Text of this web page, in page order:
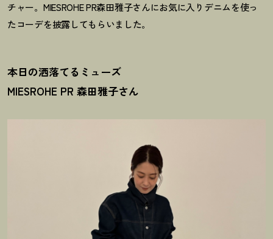
チャー。MIESROHE PR森田雅子さんにお気に入りデニムを使っ
たコーデを披露してもらいました。
本日の洒落てるミューズ
MIESROHE PR 森田雅子さん